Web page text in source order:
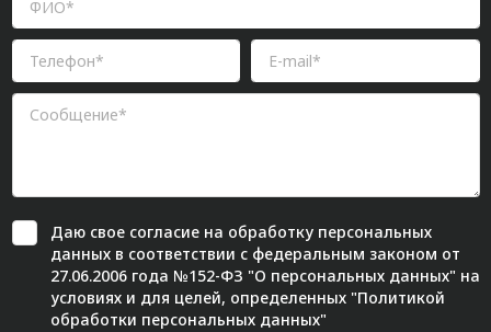
Даю свое согласиена обработку персональных
данных в соответствии с федеральным законом от
27.06.2006 года №152-ФЗ "О персональных данных" на
условиях и для целей, определенных "Политикой
обработки персональных данных"